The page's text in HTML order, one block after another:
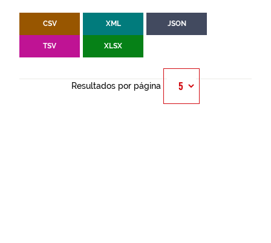
CSV XML JSON
TSV XLSX
Resultados por página